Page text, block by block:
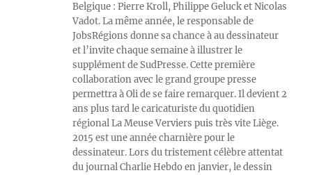
Belgique : Pierre Kroll, Philippe Geluck et Nicolas
Vadot. La même année, le responsable de
JobsRégions donne sa chance à au dessinateur
et l’invite chaque semaine à illustrer le
supplément de SudPresse. Cette première
collaboration avec le grand groupe presse
permettra à Oli de se faire remarquer. Il devient 2
ans plus tard le caricaturiste du quotidien
régional La Meuse Verviers puis très vite Liège.
2015 est une année charnière pour le
dessinateur. Lors du tristement célèbre attentat
du journal Charlie Hebdo en janvier, le dessin